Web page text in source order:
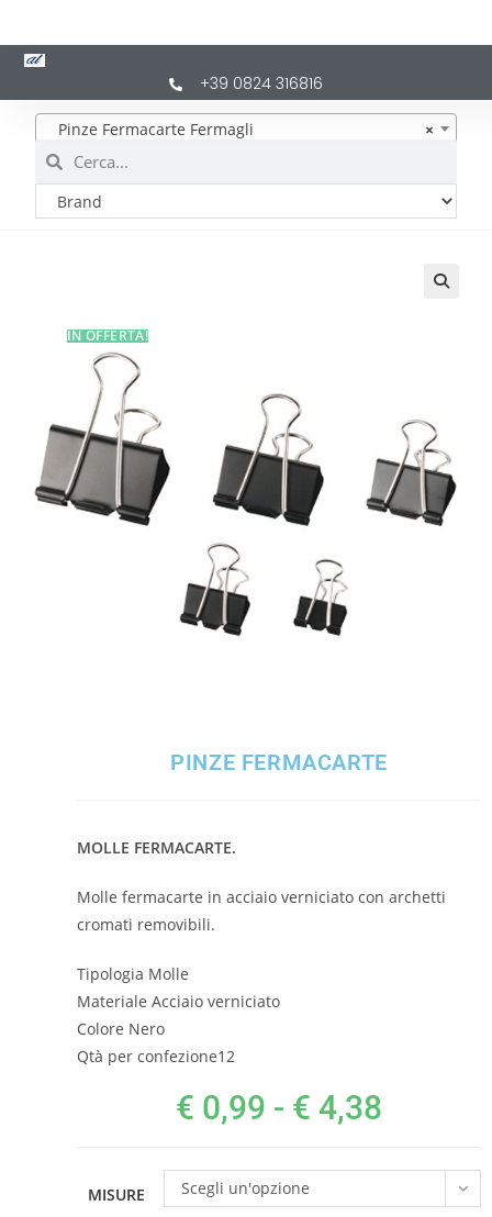
+39 0824 316816
×
Pinze Fermacarte Fermagli
IN OFFERTA!
PINZE FERMACARTE
MOLLE FERMACARTE.
Molle fermacarte in acciaio verniciato con archetti
cromati removibili.
Tipologia Molle
Materiale Acciaio verniciato
Colore Nero
Qtà per confezione12
€ 0,99 - € 4,38
MISURE Scegli un'opzione